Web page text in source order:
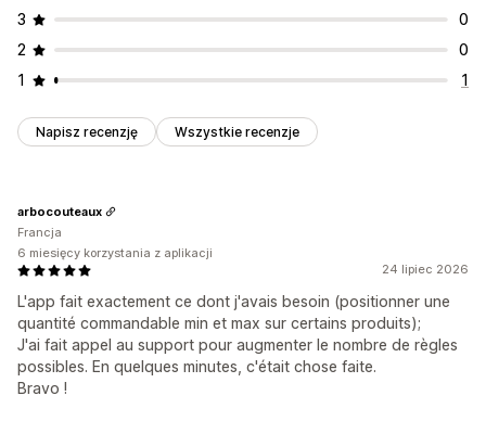
Wielojęzyczne
3
0
2
0
1
1
Napisz recenzję Wszystkie recenzje
24 lipiec 2026
L'app fait exactement ce dont j'avais besoin (positionner une
quantité commandable min et max sur certains produits);
J'ai fait appel au support pour augmenter le nombre de règles
possibles. En quelques minutes, c'était chose faite.
Bravo !
arbocouteaux
Francja
6 miesięcy korzystania z aplikacji